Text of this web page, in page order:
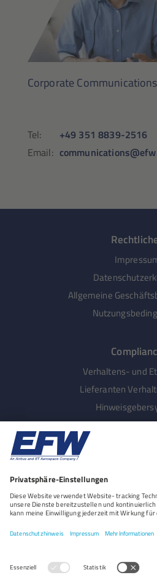
Corporate
Tel:
+49 351 8839-2516
Email:
Allgemeine
Verhaltens- und
Lieferanten
LkSG
Social
Get in touch with us